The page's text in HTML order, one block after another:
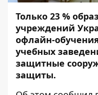
Только 23 %
учреждений
офлайн-
учебных
защитные
защиты.